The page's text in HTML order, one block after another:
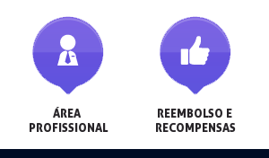
ÁREA
PROFISSIONAL
REEMBOLSO E
RECOMPENSAS